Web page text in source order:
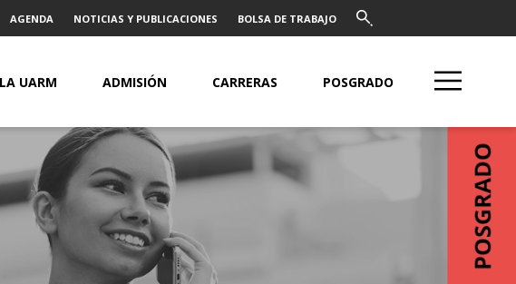
AGENDA NOTICIAS Y PUBLICACIONES BOLSA DE TRABAJO
UARM ADMISIÓN CARRERAS POSGRADO